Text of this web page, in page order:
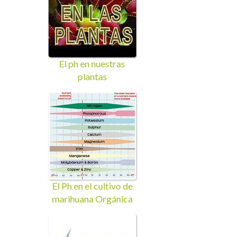
El ph en nuestras
plantas
El Ph en el cultivo de
marihuana Orgánica